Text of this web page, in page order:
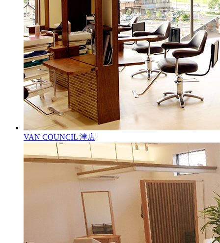
VAN COUNCIL 津店